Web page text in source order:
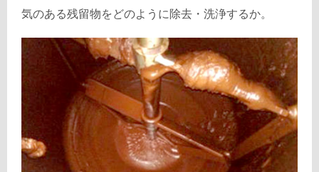
気のある残留物をどのように除去・洗浄するか。